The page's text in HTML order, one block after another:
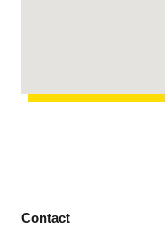
Contact